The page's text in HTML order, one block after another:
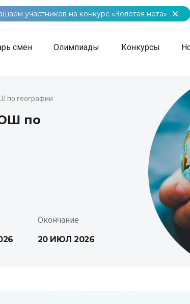
участников на конкурс «Золотая нота»
смен Олимпиады Конкурсы
по географии
по
Окончание
20 ИЮЛ 2026